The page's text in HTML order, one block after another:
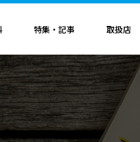
特集・記事 取扱店